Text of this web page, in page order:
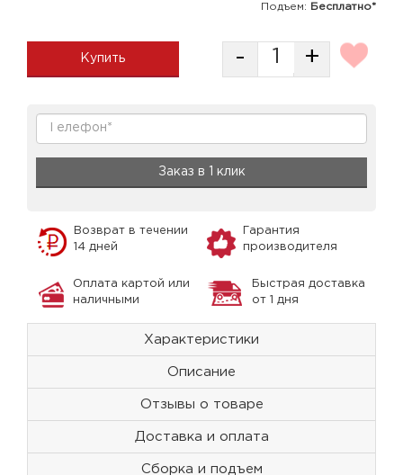
Подъем: Бесплатно*
Купить - +
Заказ в 1 клик
Возврат в течении
14 дней
Гарантия
производителя
Оплата картой или
наличными
Быстрая доставка
от 1 дня
Характеристики
Описание
Отзывы о товаре
Доставка и оплата
Сборка и подъем